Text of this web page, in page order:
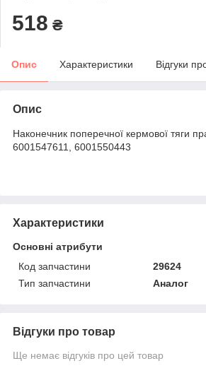
518 ₴
Опис Характеристики Відгуки
Опис
Наконечник поперечної кермової тяги
6001547611, 6001550443
Характеристики
Основні атрибути
Код запчастини
29624
Тип запчастини
Аналог
Відгуки про товар
Ще немає відгуків про цей товар